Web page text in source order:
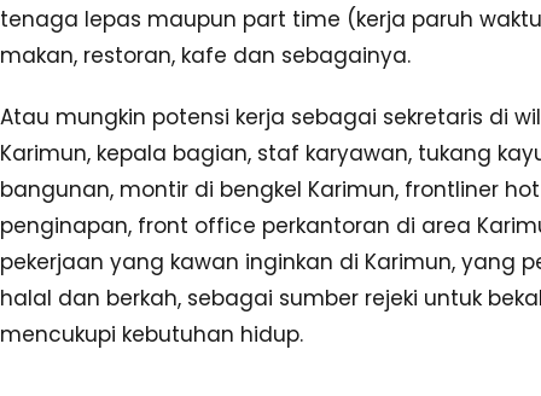
tenaga lepas maupun part time (kerja paruh
makan, restoran, kafe dan sebagainya.
Atau mungkin potensi kerja sebagai sekretaris di
Karimun, kepala bagian, staf karyawan, tukang
bangunan, montir di bengkel Karimun, frontliner
penginapan, front office perkantoran di area
pekerjaan yang kawan inginkan di Karimun, yang
halal dan berkah, sebagai sumber rejeki untuk
mencukupi kebutuhan hidup.